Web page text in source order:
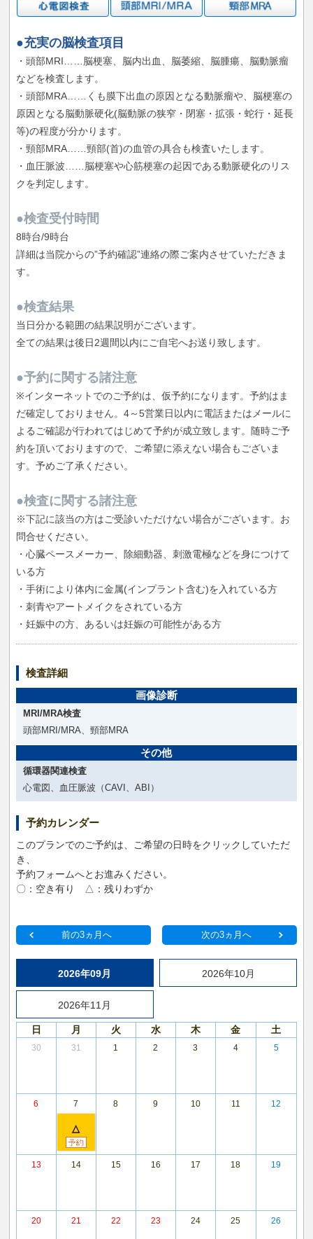
●充実の脳検査項目
・頭部MRI……脳梗塞、脳内出血、脳萎縮、脳腫瘍、脳動脈瘤
などを検査します。
・頭部MRA……くも膜下出血の原因となる動脈瘤や、脳梗塞の
原因となる脳動脈硬化(脳動脈の狭窄・閉塞・拡張・蛇行・延長
等)の程度が分かります。
・頸部MRA……頸部(首)の血管の具合も検査いたします。
・血圧脈波……脳梗塞や心筋梗塞の起因である動脈硬化のリス
クを判定します。
●検査受付時間
8時台/9時台
詳細は当院からの”予約確認”連絡の際ご案内させていただきま
す。
●検査結果
当日分かる範囲の結果説明がございます。
全ての結果は後日2週間以内にご自宅へお送り致します。
●予約に関する諸注意
※インターネットでのご予約は、仮予約になります。予約はま
だ確定しておりません。4～5営業日以内に電話またはメールに
よるご確認が行われてはじめて予約が成立致します。随時ご予
約を頂いておりますので、ご希望に添えない場合もございま
す。予めご了承ください。
●検査に関する諸注意
※下記に該当の方はご受診いただけない場合がございます。お
問合せください。
・心臓ペースメーカー、除細動器、刺激電極などを身につけて
いる方
・手術により体内に金属(インプラント含む)を入れている方
・刺青やアートメイクをされている方
・妊娠中の方、あるいは妊娠の可能性がある方
検査詳細
画像診断
MRI/MRA検査
頭部MRI/MRA、頸部MRA
その他
循環器関連検査
心電図、血圧脈波（CAVI、ABI）
予約カレンダー
このプランでのご予約は、ご希望の日時をクリックしていただ
き、
予約フォームへとお進みください。
〇：空き有り △：残りわずか
前の3ヵ月へ 次の3ヵ月へ
2026年09月 2026年10月
2026年11月
日 月 火 水 木 金 土
30 31 1 2 3 4 5
6 7
△
8 9 10 11 12
13 14 15 16 17 18 19
20 21 22 23 24 25 26